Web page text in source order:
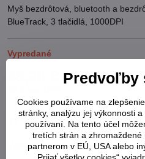
Myš bezdrôtová, bluetooth a
BlueTrack, 3 tlačidlá, 1000DPI
Vypredané
Pridať k Obľúbeným
Doručenia
Výrobca:Microsoft
Predvoľby
Cookies používame na
stránky, analýzu jej výkonnosti
používaní. Na tento účel
tretích strán a
partnerom v EÚ, USA alebo